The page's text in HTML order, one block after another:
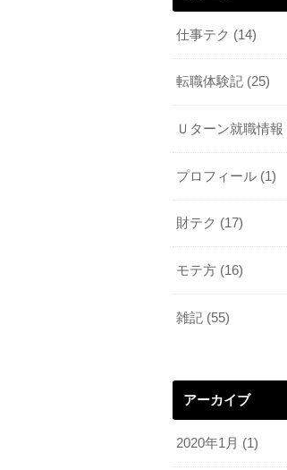
仕事テク (14)
転職体験記 (25)
Ｕターン就職情報
プロフィール (1)
財テク (17)
モテ方 (16)
雑記 (55)
アーカイブ
2020年1月 (1)